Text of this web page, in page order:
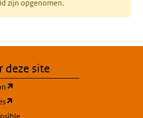
zijn opgenomen.
nieuw tabblad)
nieuw tabblad)
nieuw tabblad)
deze site